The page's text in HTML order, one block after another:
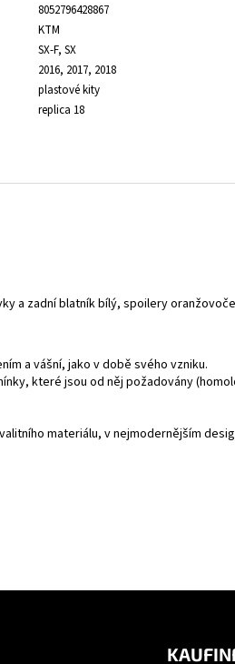
8052796428867
KTM
SX-F, SX
2016, 2017, 2018
plastové kity
replica 18
a zadní blatník bílý, spoilery
a vášní, jako v době svého vzniku.
které jsou od něj požadovány
materiálu, v nejmodernějším